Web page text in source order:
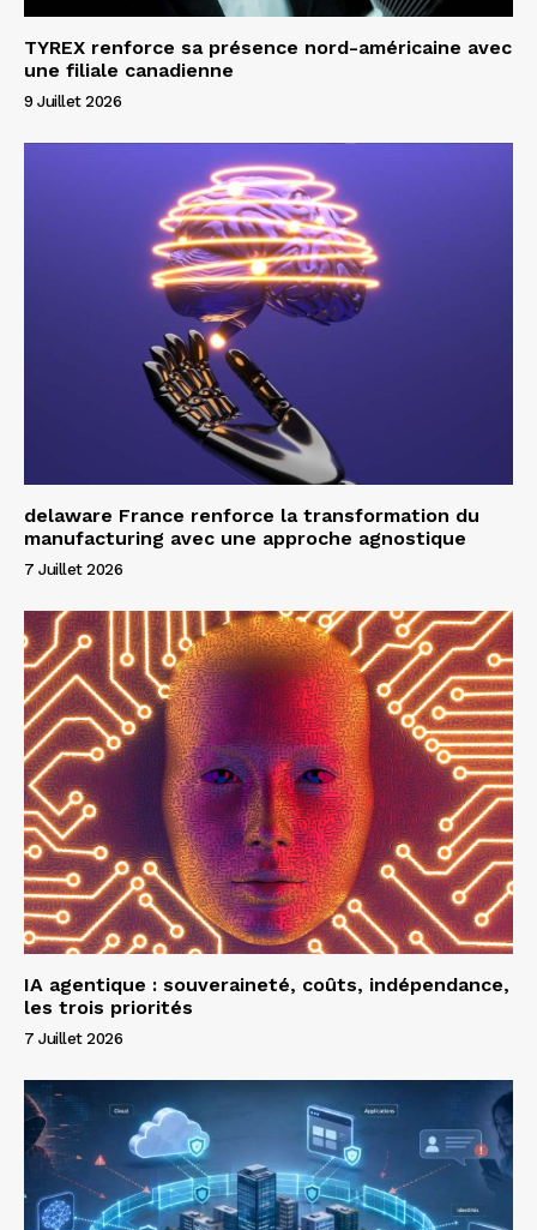
TYREX renforce sa présence nord-américaine avec
une filiale canadienne
9 Juillet 2026
delaware France renforce la transformation du
manufacturing avec une approche agnostique
7 Juillet 2026
IA agentique : souveraineté, coûts, indépendance,
les trois priorités
7 Juillet 2026